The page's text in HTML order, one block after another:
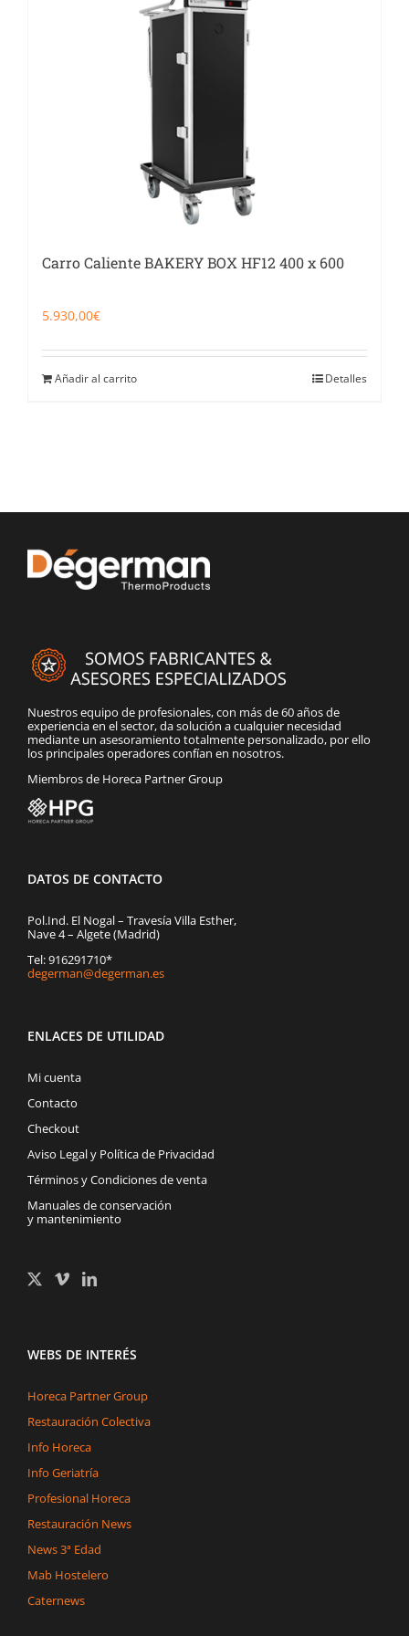
Food Service y Vending
Carro Caliente BAKERY BOX HF12 400 x 600
5.930,00€
Añadir al carrito Detalles
Nuestros equipo de profesionales, con más de 60 años de
experiencia en el sector, da solución a cualquier necesidad
mediante un asesoramiento totalmente personalizado, por ello
los principales operadores confían en nosotros.
Miembros de Horeca Partner Group
DATOS DE CONTACTO
Pol.Ind. El Nogal – Travesía Villa Esther,
Nave 4 – Algete (Madrid)
Tel: 916291710*
degerman@degerman.es
ENLACES DE UTILIDAD
Mi cuenta
Contacto
Checkout
Aviso Legal y Política de Privacidad
Términos y Condiciones de venta
Manuales de conservación
y mantenimiento
WEBS DE INTERÉS
Horeca Partner Group
Restauración Colectiva
Info Horeca
Info Geriatría
Profesional Horeca
Restauración News
News 3ª Edad
Mab Hostelero
Caternews